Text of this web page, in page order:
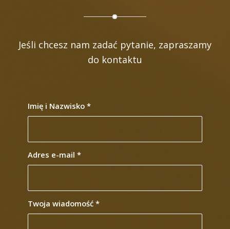
Jeśli chcesz nam zadać pytanie, zapraszamy
do kontaktu
Imię i Nazwisko *
Adres e-mail *
Twoja wiadomość *